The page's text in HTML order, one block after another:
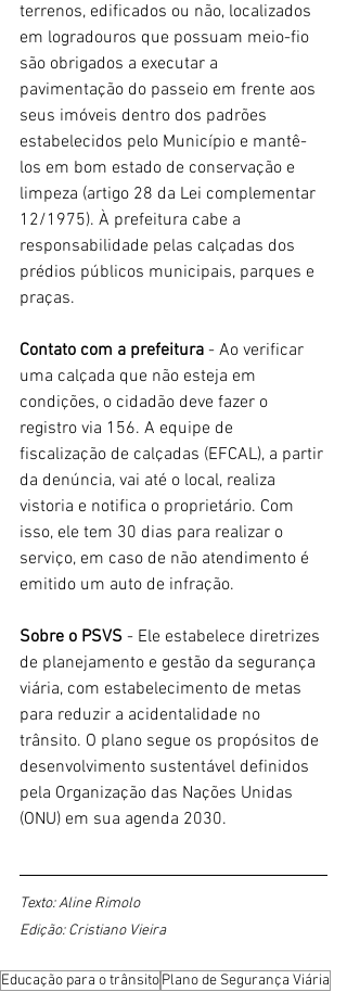
terrenos, edificados ou não, localizados
em logradouros que possuam meio-fio
são obrigados a executar a
pavimentação do passeio em frente aos
seus imóveis dentro dos padrões
estabelecidos pelo Município e mantê-
los em bom estado de conservação e
limpeza (artigo 28 da Lei complementar
12/1975). À prefeitura cabe a
responsabilidade pelas calçadas dos
prédios públicos municipais, parques e
praças.
Contato com a prefeitura - Ao verificar
uma calçada que não esteja em
condições, o cidadão deve fazer o
registro via 156. A equipe de
fiscalização de calçadas (EFCAL), a partir
da denúncia, vai até o local, realiza
vistoria e notifica o proprietário. Com
isso, ele tem 30 dias para realizar o
serviço, em caso de não atendimento é
emitido um auto de infração.
Sobre o PSVS - Ele estabelece diretrizes
de planejamento e gestão da segurança
viária, com estabelecimento de metas
para reduzir a acidentalidade no
trânsito. O plano segue os propósitos de
desenvolvimento sustentável definidos
pela Organização das Nações Unidas
(ONU) em sua agenda 2030.
Texto: Aline Rimolo
Edição: Cristiano Vieira
Educação para o trânsitoPlano de Segurança Viária